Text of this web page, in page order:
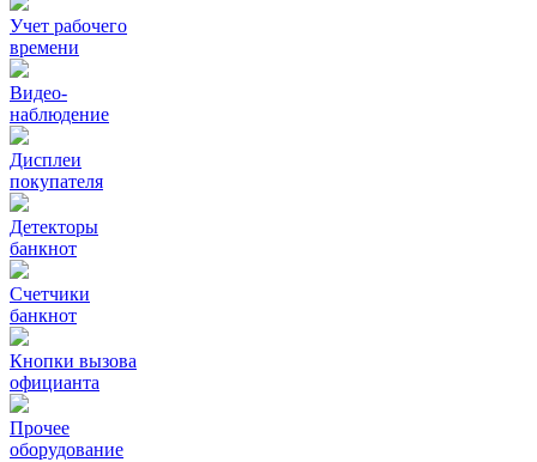
Учет рабочего
времени
Видео‑
наблюдение
Дисплеи
покупателя
Детекторы
банкнот
Счетчики
банкнот
Кнопки вызова
официанта
Прочее
оборудование